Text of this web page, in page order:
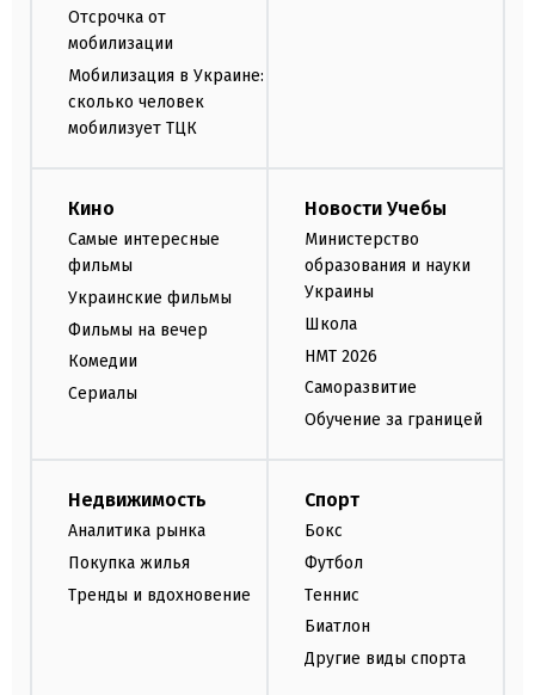
Отсрочка от
мобилизации
Мобилизация в Украине:
сколько человек
мобилизует ТЦК
Кино
Самые интересные
фильмы
Украинские фильмы
Фильмы на вечер
Комедии
Сериалы
Новости Учебы
Министерство
образования и науки
Украины
Школа
НМТ 2026
Саморазвитие
Обучение за границей
Недвижимость
Аналитика рынка
Покупка жилья
Тренды и вдохновение
Спорт
Бокс
Футбол
Теннис
Биатлон
Другие виды спорта